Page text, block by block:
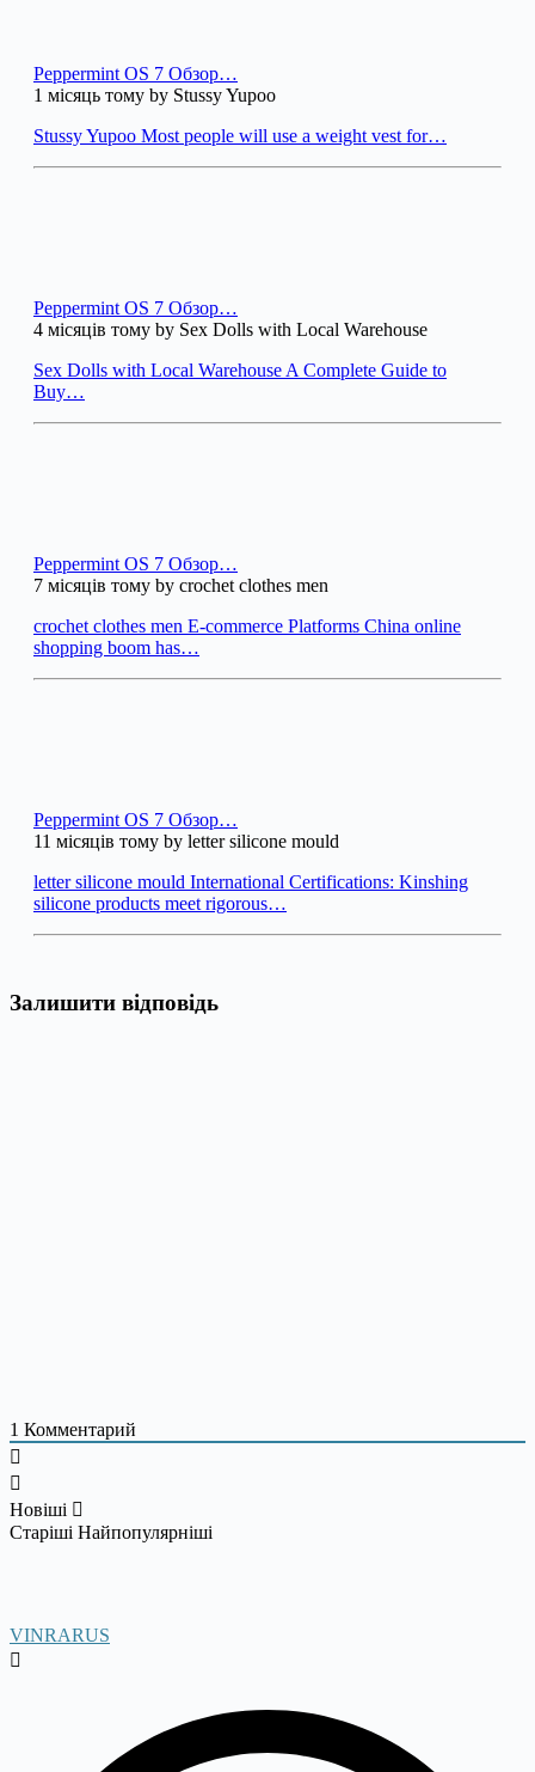
Peppermint OS 7 Обзор…
1 місяць тому by Stussy Yupoo
Stussy Yupoo Most people will use a weight vest for…
Peppermint OS 7 Обзор…
4 місяців тому by Sex Dolls with Local Warehouse
Sex Dolls with Local Warehouse A Complete Guide to
Buy…
Peppermint OS 7 Обзор…
7 місяців тому by crochet clothes men
crochet clothes men E-commerce Platforms China online
shopping boom has…
Peppermint OS 7 Обзор…
11 місяців тому by letter silicone mould
letter silicone mould International Certifications: Kinshing
silicone products meet rigorous…
Залишити відповідь
1 Комментарий
Новіші
Старіші Найпопулярніші
VINRARUS